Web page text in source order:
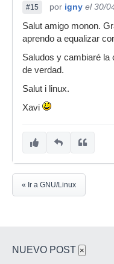
#15 por igny el 30/
Salut amigo monon.
aprendo a equalizar
Saludos y cambiaré la
de verdad.
Salut i linux.
Xavi
« Ir a GNU/Linux
NUEVO POST ×